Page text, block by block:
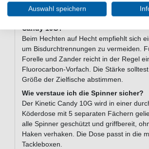
langsamem Einholen aktiv.
Welches Vorfach empfiehlt sich für
Candy 10G?
Beim Hechten auf Hecht empfiehlt sich
um Bisdurchtrennungen zu vermeiden.
Forelle und Zander reicht in der Regel
Fluorocarbon-Vorfach. Die Stärke
Größe der Zielfische abstimmen.
Wie verstaue ich die Spinner sicher?
Der Kinetic Candy 10G wird in einer
Köderdose mit 5 separaten Fächern
alle Spinner geschützt und griffbereit,
Haken verhaken. Die Dose passt in die
Tackleboxen.
Auswahl speichern